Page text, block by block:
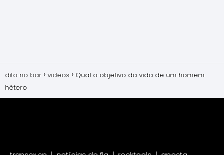
dito no bar videos
Qual o objetivo da vida de um homem
hétero